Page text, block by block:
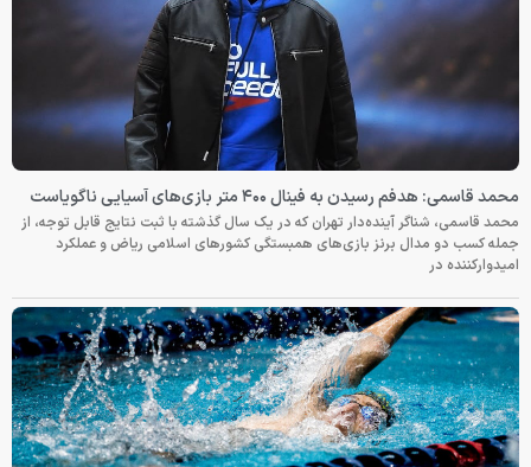
محمد قاسمی: هدفم رسیدن به فینال ۴۰۰ متر بازی‌های آسیایی ناگویاست
محمد قاسمی، شناگر آینده‌دار تهران که در یک سال گذشته با ثبت نتایج قابل توجه، از
جمله کسب دو مدال برنز بازی‌های همبستگی کشورهای اسلامی ریاض و عملکرد
امیدوارکننده در